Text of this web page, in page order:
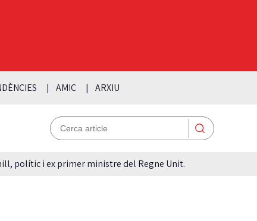
AMIC ARXIU
polític i ex primer ministre del Regne Unit.